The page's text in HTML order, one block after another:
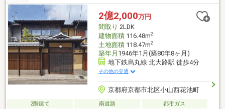
2億2,000万円
間取り 2LDK
建物面積116.48m2
土地面積118.47m2
築年月 1946年1月(築80年8ヶ月)
地下鉄烏丸線 北大路駅 徒歩4分
その他の交通
京都府京都市北区小山西花池町
2階建て 南道路 都市ガス